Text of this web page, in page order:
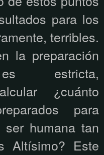
para los
terribles.
la preparación
es estricta,
¿cuánto
para
humana tan
Altísimo? Este